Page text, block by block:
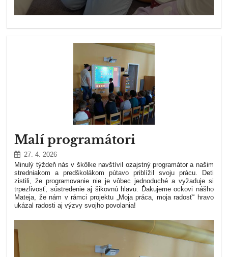
Malí programátori
27. 4. 2026
Minulý týždeň nás v škôlke navštívil ozajstný programátor a našim
stredniakom a predškolákom pútavo priblížil svoju prácu. Deti
zistili, že programovanie nie je vôbec jednoduché a vyžaduje si
trpezlivosť, sústredenie aj šikovnú hlavu. Ďakujeme ockovi nášho
Mateja, že nám v rámci projektu „Moja práca, moja radosť“ hravo
ukázal radosti aj výzvy svojho povolania!